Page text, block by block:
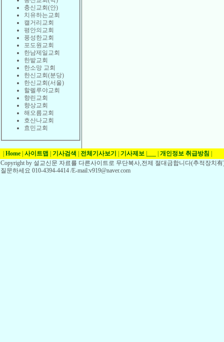
충신교회(안)
치유하는교회
캘거리교회
평안의교회
풍성한교회
포도원교회
한남제일교회
한밭교회
한소망 교회
한신교회(분당)
한신교회(서울)
할렐루야교회
향린교회
향상교회
해오름교회
호산나교회
효민교회
Home 사이트맵 기사검색 전체기사보기 기사제보 개인정보 취급방침
Copyright by 설교신문 자료를 다른사이트로 무단복사,전제 절대금합니다(추적장치
질문하세요 010-4394-4414 /E-mail:v919@naver.com